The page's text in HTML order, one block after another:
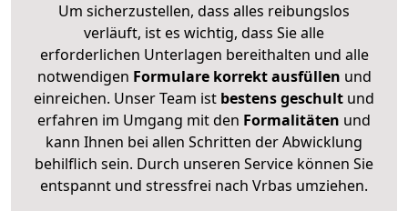
Um sicherzustellen, dass alles reibungslos
verläuft, ist es wichtig, dass Sie alle
erforderlichen Unterlagen bereithalten und alle
notwendigen Formulare korrekt ausfüllen und
einreichen. Unser Team ist bestens geschult und
erfahren im Umgang mit den Formalitäten und
kann Ihnen bei allen Schritten der Abwicklung
behilflich sein. Durch unseren Service können Sie
entspannt und stressfrei nach Vrbas umziehen.